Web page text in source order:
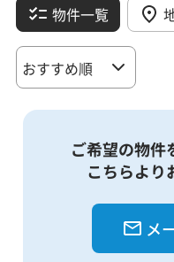
物件一覧
ご希望の物件
こちらより
メ